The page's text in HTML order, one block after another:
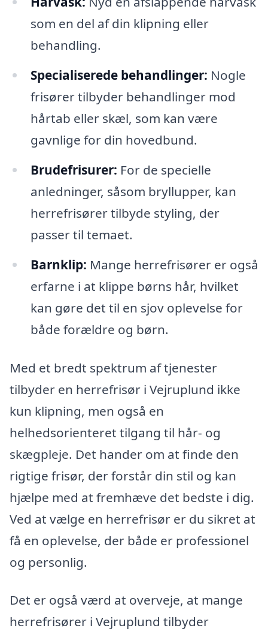
som en del af din klipning eller
behandling.
Specialiserede behandlinger: Nogle
frisører tilbyder behandlinger mod
hårtab eller skæl, som kan være
gavnlige for din hovedbund.
Brudefrisurer: For de specielle
anledninger, såsom bryllupper, kan
herrefrisører tilbyde styling, der
passer til temaet.
Barnklip: Mange herrefrisører er også
erfarne i at klippe børns hår, hvilket
kan gøre det til en sjov oplevelse for
både forældre og børn.
Med et bredt spektrum af tjenester
tilbyder en herrefrisør i Vejruplund ikke
kun klipning, men også en
helhedsorienteret tilgang til hår- og
skægpleje. Det hander om at finde den
rigtige frisør, der forstår din stil og kan
hjælpe med at fremhæve det bedste i dig.
Ved at vælge en herrefrisør er du sikret at
få en oplevelse, der både er professionel
og personlig.
Det er også værd at overveje, at mange
herrefrisører i Vejruplund tilbyder